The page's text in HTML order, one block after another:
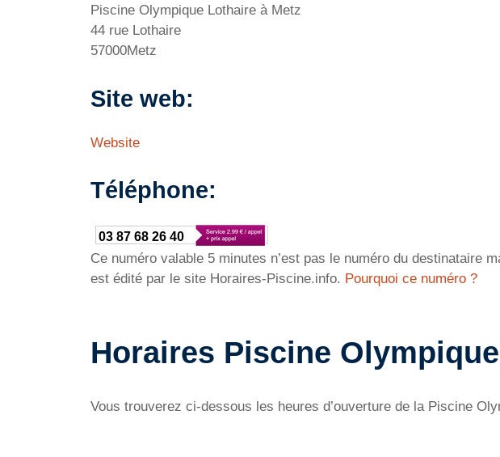
Piscine Olympique Lothaire à Metz
44 rue Lothaire
57000Metz
Site web:
Website
Téléphone:
03 87 68 26 40
Ce numéro valable 5 minutes n’est pas le numéro du destinataire
est édité par le site Horaires-Piscine.info. Pourquoi ce numéro ?
Horaires Piscine
Vous trouverez ci-dessous les heures d’ouverture de la Piscine